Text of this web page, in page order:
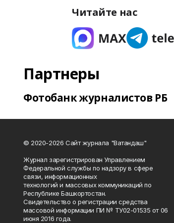
Читайте нас
Партнеры
Фотобанк журналистов РБ
© 2020-2026 Сайт журнала "Ватандаш"
Журнал зарегистрирован Управлением
Федеральной службы по надзору в сфере
связи, информационных
технологий и массовых коммуникаций по
Республике Башкортостан.
Свидетельство о регистрации средства
массовой информации ПИ № ТУ02-01535 от 06
июня 2016 года.